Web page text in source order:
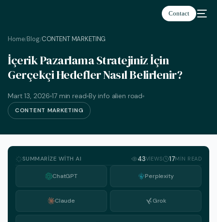
Contact
Home/Blog/CONTENT MARKETING
İçerik Pazarlama Stratejiniz İçin
Gerçekçi Hedefler Nasıl Belirlenir?
Mart 13, 2026 17 min read By info alien road
CONTENT MARKETING
SUMMARIZE WITH AI 43VIEWS 17MIN READ
ChatGPT Perplexity
Claude Grok